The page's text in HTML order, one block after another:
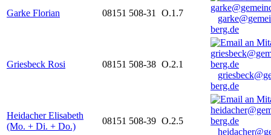
Garke Florian 08151 508-31 O.1.7
berg.de
Griesbeck Rosi 08151 508-38 O.2.1
berg.de
Heidacher Elisabeth
(Mo. + Di. + Do.)
08151 508-39 O.2.5